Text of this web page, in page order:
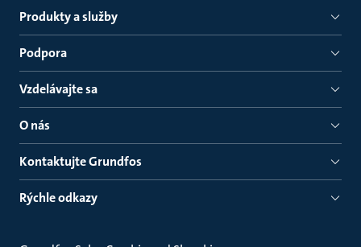
Produkty a služby
Podpora
Vzdelávajte sa
O nás
Kontaktujte Grundfos
Rýchle odkazy